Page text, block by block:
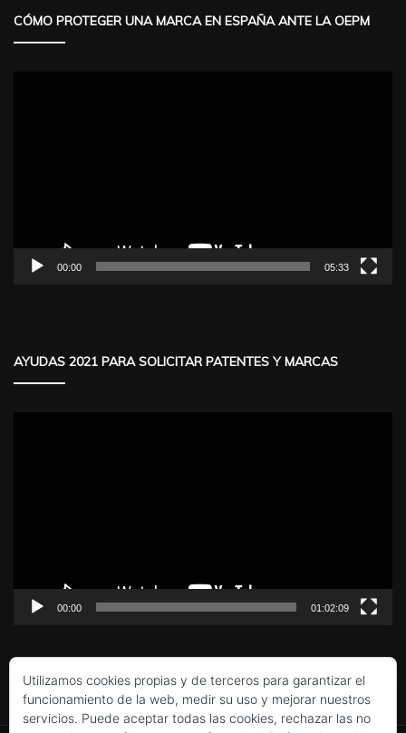
CÓMO PROTEGER UNA MARCA EN ESPAÑA ANTE LA OEPM
00:00 05:33
AYUDAS 2021 PARA SOLICITAR PATENTES Y MARCAS
00:00 01:02:09
Utilizamos cookies propias y de terceros para garantizar el
funcionamiento de la web, medir su uso y mejorar nuestros
servicios. Puede aceptar todas las cookies, rechazar las no
Política de cookies